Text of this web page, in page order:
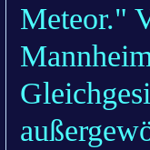
Meteor."